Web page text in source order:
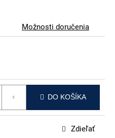
Možnosti doručenia
DO KOŠÍKA
Zdieľať